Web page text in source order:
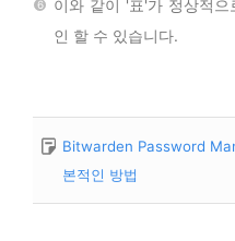
이와 같이 '표'가 정상적
인 할 수 있습니다.
Bitwarden Password
본적인 방법